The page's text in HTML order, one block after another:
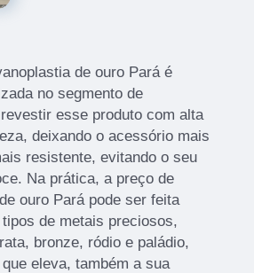
de ouro Pará é
no segmento de
esse produto com alta
deixando o acessório mais
resistente, evitando o seu
Na prática, a preço de
ouro Pará pode ser feita
de metais preciosos,
bronze, ródio e paládio,
eleva, também a sua